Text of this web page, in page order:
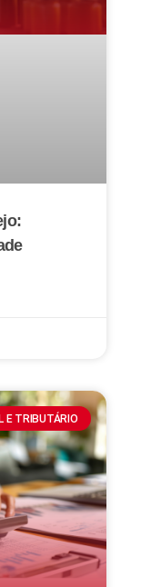
E TRIBUTÁRIO